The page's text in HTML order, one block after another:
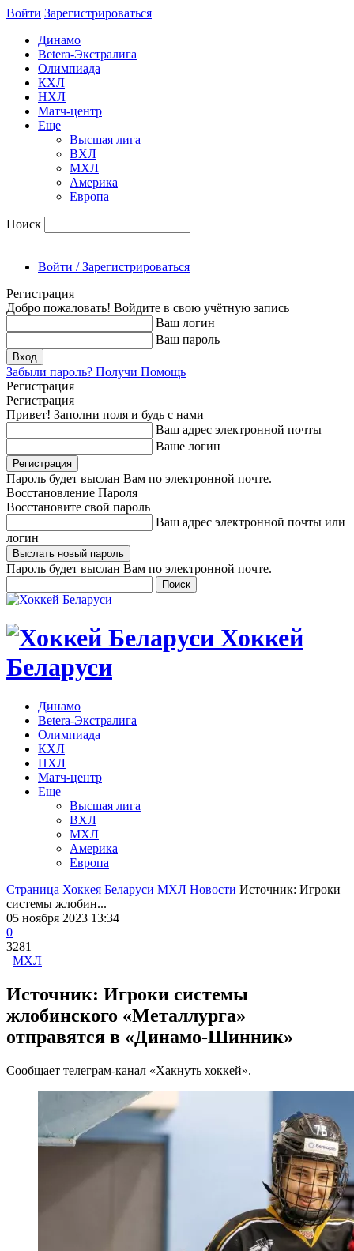
Войти Зарегиcтрироваться
Динамо
Betera-Экстралига
Олимпиада
КХЛ
НХЛ
Матч-центр
Еще
Высшая лига
ВХЛ
МХЛ
Америка
Европа
Поиск
Войти / Зарегистрироваться
Регистрация
Добро пожаловать! Войдите в свою учётную запись
Ваш логин
Ваш пароль
Забыли пароль? Получи Помощь
Регистрация
Регистрация
Привет! Заполни поля и будь с нами
Ваш адрес электронной почты
Ваше логин
Пароль будет выслан Вам по электронной почте.
Восстановление Пароля
Восстановите свой пароль
Ваш адрес электронной почты или
логин
Пароль будет выслан Вам по электронной почте.
Хоккей
Беларуси
Динамо
Betera-Экстралига
Олимпиада
КХЛ
НХЛ
Матч-центр
Еще
Высшая лига
ВХЛ
МХЛ
Америка
Европа
Страница Хоккея Беларуси МХЛ Новости Источник: Игроки
системы жлобин...
05 ноября 2023 13:34
0
3281
МХЛ
Источник: Игроки системы
жлобинского «Металлурга»
отправятся в «Динамо-Шинник»
Cообщает телеграм-канал «Хакнуть хоккей».